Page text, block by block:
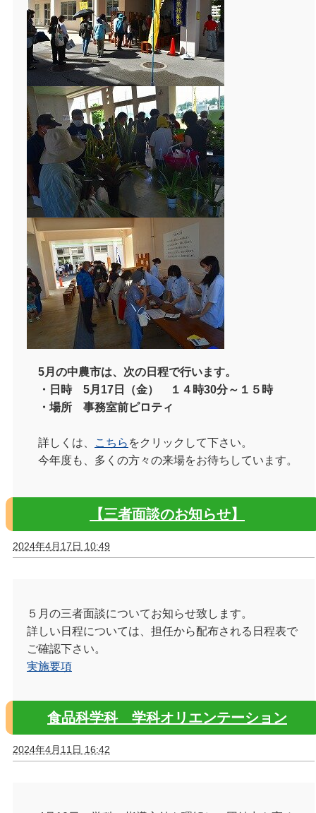
5月の中農市は、次の日程で行います。
・日時 5月17日（金） １４時30分～１５時
・場所 事務室前ピロティ
詳しくは、 こちら をクリックして下さい。
今年度も、多くの方々の来場をお待ちしています。
【三者面談のお知らせ】
2024年4月17日 10:49
５月の三者面談についてお知らせ致します。
詳しい日程については、担任から配布される日程表で
ご確認下さい。
実施要項
食品科学科 学科オリエンテーション
2024年4月11日 16:42